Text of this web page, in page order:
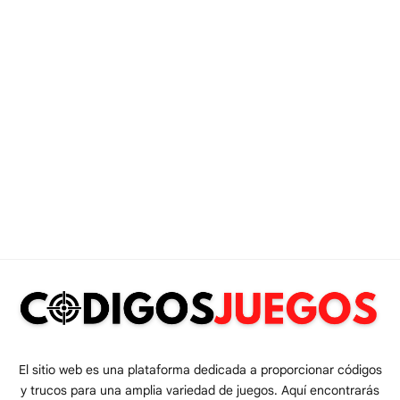
El sitio web es una plataforma dedicada a proporcionar códigos
y trucos para una amplia variedad de juegos. Aquí encontrarás